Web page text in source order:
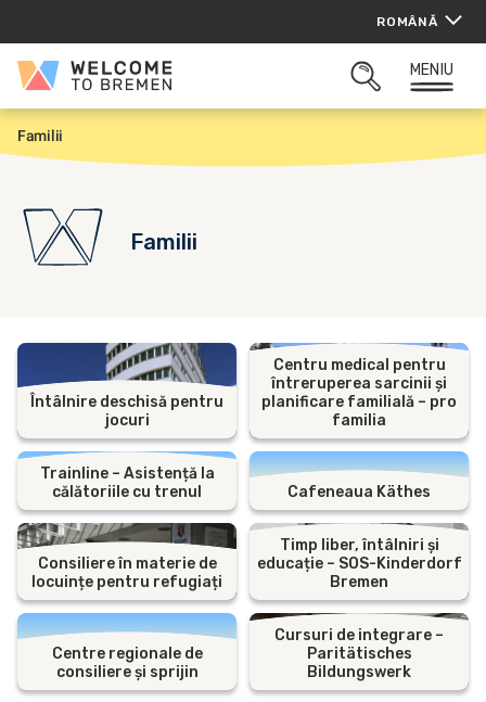
conținut
ROMÂNĂ
Welcome
Bremen
CĂUTARE
MENIU
P
r
a
Familii
Familii
Întâlnire deschisă pentru
jocuri
Centru medical pentru
întreruperea sarcinii și
planificare familială – pro
familia
Trainline – Asistență la
călătoriile cu trenul
Cafeneaua Käthes
Consiliere în materie de
locuințe pentru refugiați
Timp liber, întâlniri și
educație – SOS-Kinderdorf
Bremen
Centre regionale de
consiliere și sprijin
Cursuri de integrare –
Paritätisches
Bildungswerk